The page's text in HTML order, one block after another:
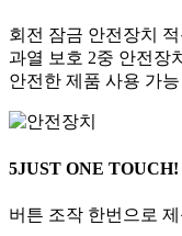
회전 잠금 안전장치
과열 보호 2중 안전장
안전한 제품 사용 가능
5JUST ONE TOUCH!
버튼 조작 한번으로